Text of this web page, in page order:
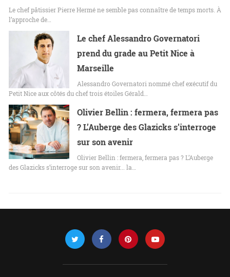
Le chef pâtissier Pierre Hermé ne semble pas connaître de temps morts. À
l’approche de…
Le chef Alessandro Governatori
prend du grade au Petit Nice à
Marseille
Alessandro Governatori nommé chef exécutif du
Petit Nice aux côtés du chef trois étoiles Gérald…
Olivier Bellin : fermera, fermera pas
? L’Auberge des Glazicks s’interroge
sur son avenir
Olivier Bellin : fermera, fermera pas ? L’Auberge
des Glazicks s’interroge sur son avenir... la…